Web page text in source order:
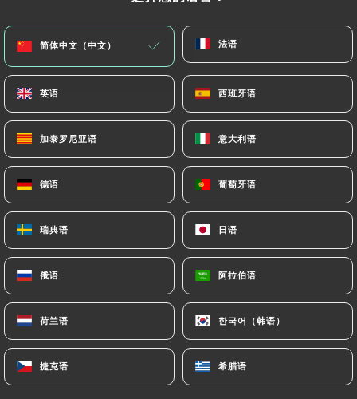
简体中文（中文） 法语
英语 西班牙语
加泰罗尼亚语 意大利语
德语 葡萄牙语
瑞典语 日语
俄语 阿拉伯语
荷兰语 한국어（韩语）
捷克语 希腊语
简体中文（中文） 法语
英语 西班牙语
加泰罗尼亚语 意大利语
德语 葡萄牙语
瑞典语 日语
俄语 阿拉伯语
荷兰语 한국어（韩语）
捷克语 希腊语